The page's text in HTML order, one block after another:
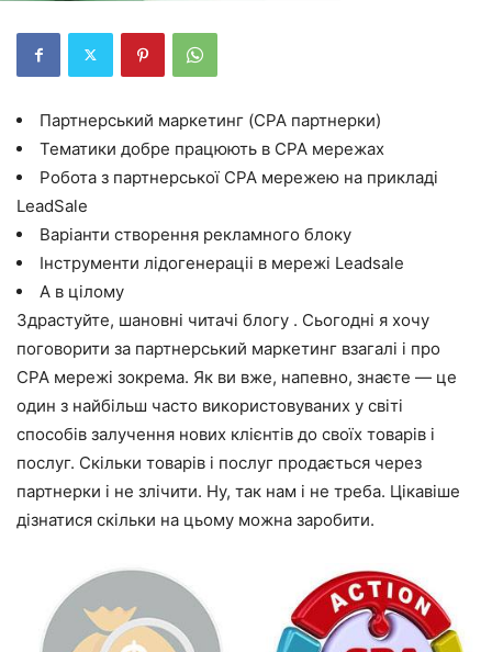
Партнерський маркетинг (CPA партнерки)
Тематики добре працюють в CPA мережах
Робота з партнерської CPA мережею на прикладі
LeadSale
Варіанти створення рекламного блоку
Інструменти лідогенераціі в мережі Leadsale
А в цілому
Здрастуйте, шановні читачі блогу . Сьогодні я хочу
поговорити за партнерський маркетинг взагалі і про
CPA мережі зокрема. Як ви вже, напевно, знаєте — це
один з найбільш часто використовуваних у світі
способів залучення нових клієнтів до своїх товарів і
послуг. Скільки товарів і послуг продається через
партнерки і не злічити. Ну, так нам і не треба. Цікавіше
дізнатися скільки на цьому можна заробити.